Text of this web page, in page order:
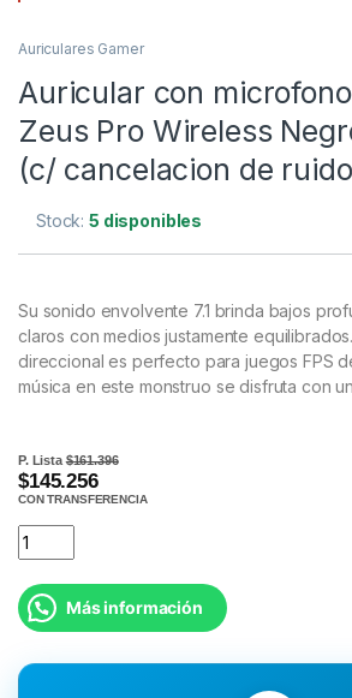
Auriculares Gamer
Auricular con
Zeus Pro Wireless
(c/ cancelacion de
Stock:5 disponibles
Su sonido envolvente 7.1 brinda bajos
claros con medios justamente
direccional es perfecto para juegos FPS
música en este monstruo se disfruta con
P. Lista$161.396
$145.256
CON TRANSFERENCIA
Más información